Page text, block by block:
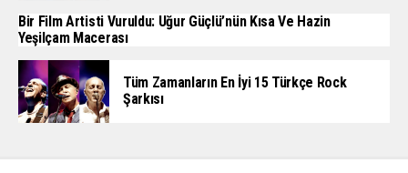
Bir Film Artisti Vuruldu: Uğur Güçlü’nün Kısa Ve Hazin
Yeşilçam Macerası
Tüm Zamanların En İyi 15 Türkçe Rock
Şarkısı